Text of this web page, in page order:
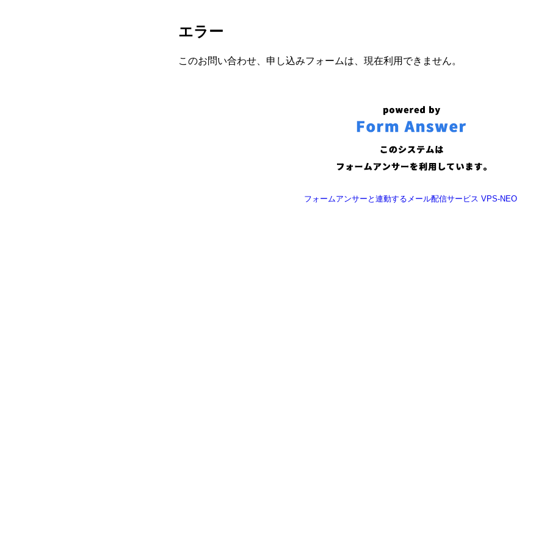
エラー
このお問い合わせ、申し込みフォームは、現在利用できません。
フォームアンサーと連動するメール配信サービス VPS-NEO